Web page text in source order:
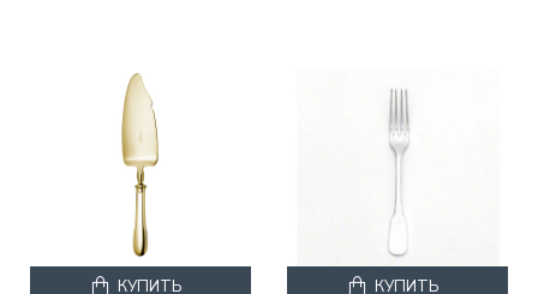
КУПИТЬ КУПИТЬ